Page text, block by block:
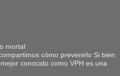
mortal
cómo prevenirlo Si bien
conocido como VPH es una